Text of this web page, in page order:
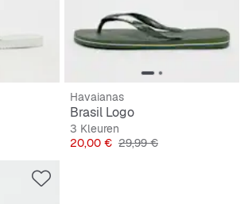
Havaianas
Brasil Logo
3 Kleuren
Prijs
20,00 € Originele Prijs
29,99 €